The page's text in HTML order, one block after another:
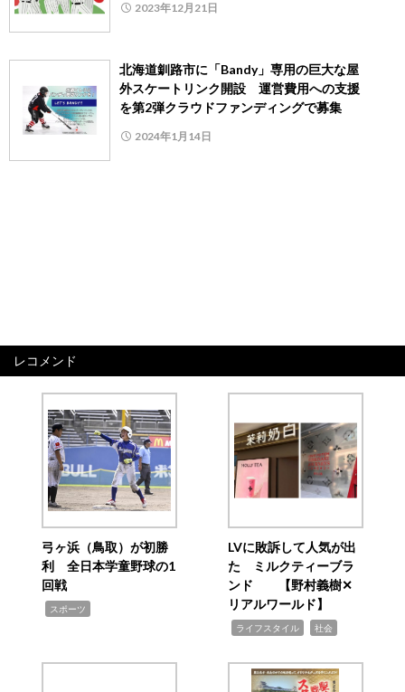
2023年12月21日
北海道釧路市に「Bandy」専用の巨大な屋
外スケートリンク開設 運営費用への支援
を第2弾クラウドファンディングで募集
2024年1月14日
レコメンド
弓ヶ浜（鳥取）が初勝
利 全日本学童野球の1
回戦
スポーツ
LVに敗訴して人気が出
た ミルクティーブラ
ンド 【野村義樹✕
リアルワールド】
ライフスタイル 社会